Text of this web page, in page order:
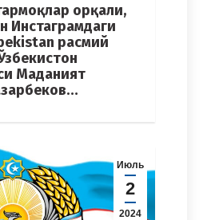
орқали,
Инстаграмдаги
расмий
Маданият
Июль
2
2024